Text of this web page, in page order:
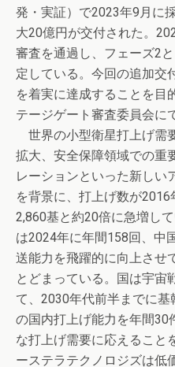
発・実証）で2023年9月に
大20億円が交付された。
審査を通過し、フェーズ2
定している。今回の追加交
を着実に達成することを目
テージゲート審査委員会に
世界の小型衛星打上げ需
拡大、安全保障領域での重
レーションといった新しい
を背景に、打上げ数が
2,860基と約20倍に急増し
は2024年に年間158回、中
送能力を飛躍的に向上させ
とどまっている。国は宇宙
て、2030年代前半までに
の国内打上げ能力を年間30
な打上げ需要に応えること
ーステラテクノロジズは低